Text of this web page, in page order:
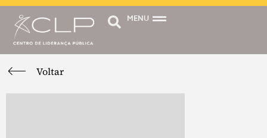
MENU
Voltar